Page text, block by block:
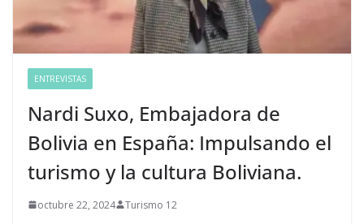
ENTREVISTAS
Nardi Suxo, Embajadora de
Bolivia en España: Impulsando el
turismo y la cultura Boliviana.
octubre 22, 2024 Turismo 12